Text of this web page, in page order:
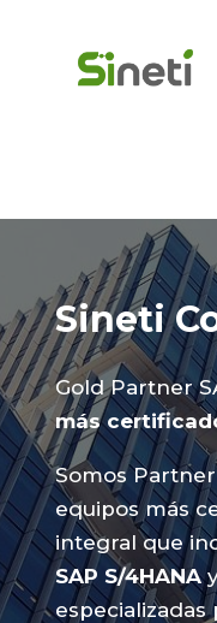
Sineti
Gold Partner
más
Somos
equipos más
integral que
SAP S/4HANA
especializadas